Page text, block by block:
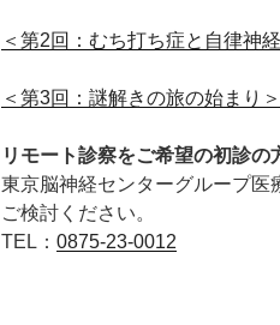
＜第2回：むち打ち症と自律神
＜第3回：謎解きの旅の始まり
リモート診察をご希望の初診の
東京脳神経センターグループ医
ご検討ください。
TEL： 0875-23-0012